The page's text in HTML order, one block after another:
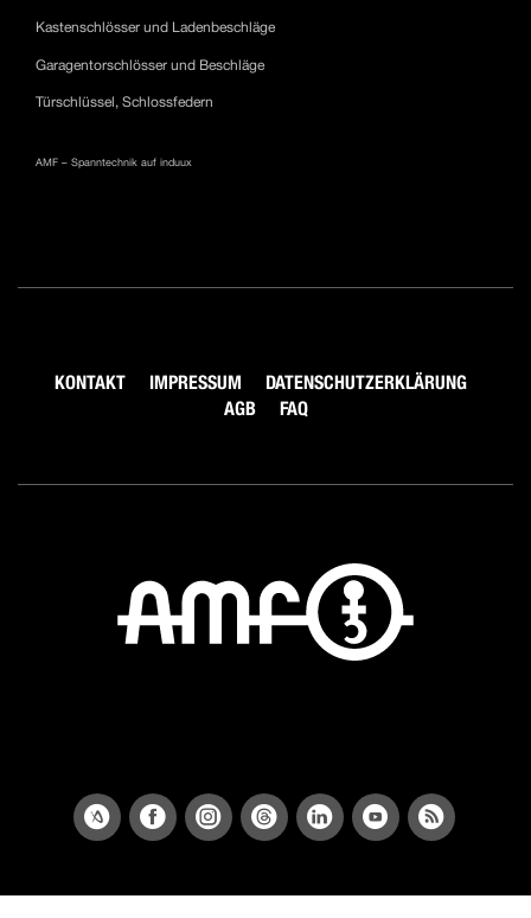
Kastenschlösser und Ladenbeschläge
Garagentorschlösser und Beschläge
Türschlüssel, Schlossfedern
AMF – Spanntechnik auf induux
KONTAKT IMPRESSUM
DATENSCHUTZERKLÄRUNG
AGB
FAQ